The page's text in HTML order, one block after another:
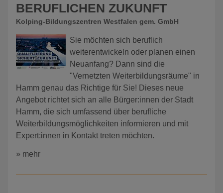
BERUFLICHEN ZUKUNFT
Kolping-Bildungszentren Westfalen gem. GmbH
Sie möchten sich beruflich
weiterentwickeln oder planen einen
Neuanfang? Dann sind die
"Vernetzten Weiterbildungsräume" in
Hamm genau das Richtige für Sie! Dieses neue
Angebot richtet sich an alle Bürger:innen der Stadt
Hamm, die sich umfassend über berufliche
Weiterbildungsmöglichkeiten informieren und mit
Expert:innen in Kontakt treten möchten.
» mehr